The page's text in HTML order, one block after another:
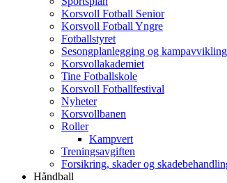
Korsvoll Fotball Senior
Korsvoll Fotball Yngre
Fotballstyret
Sesongplanlegging og kampavvikling
Korsvollakademiet
Tine Fotballskole
Korsvoll Fotballfestival
Nyheter
Korsvollbanen
Roller
Kampvert
Treningsavgiften
Forsikring, skader og
Håndball